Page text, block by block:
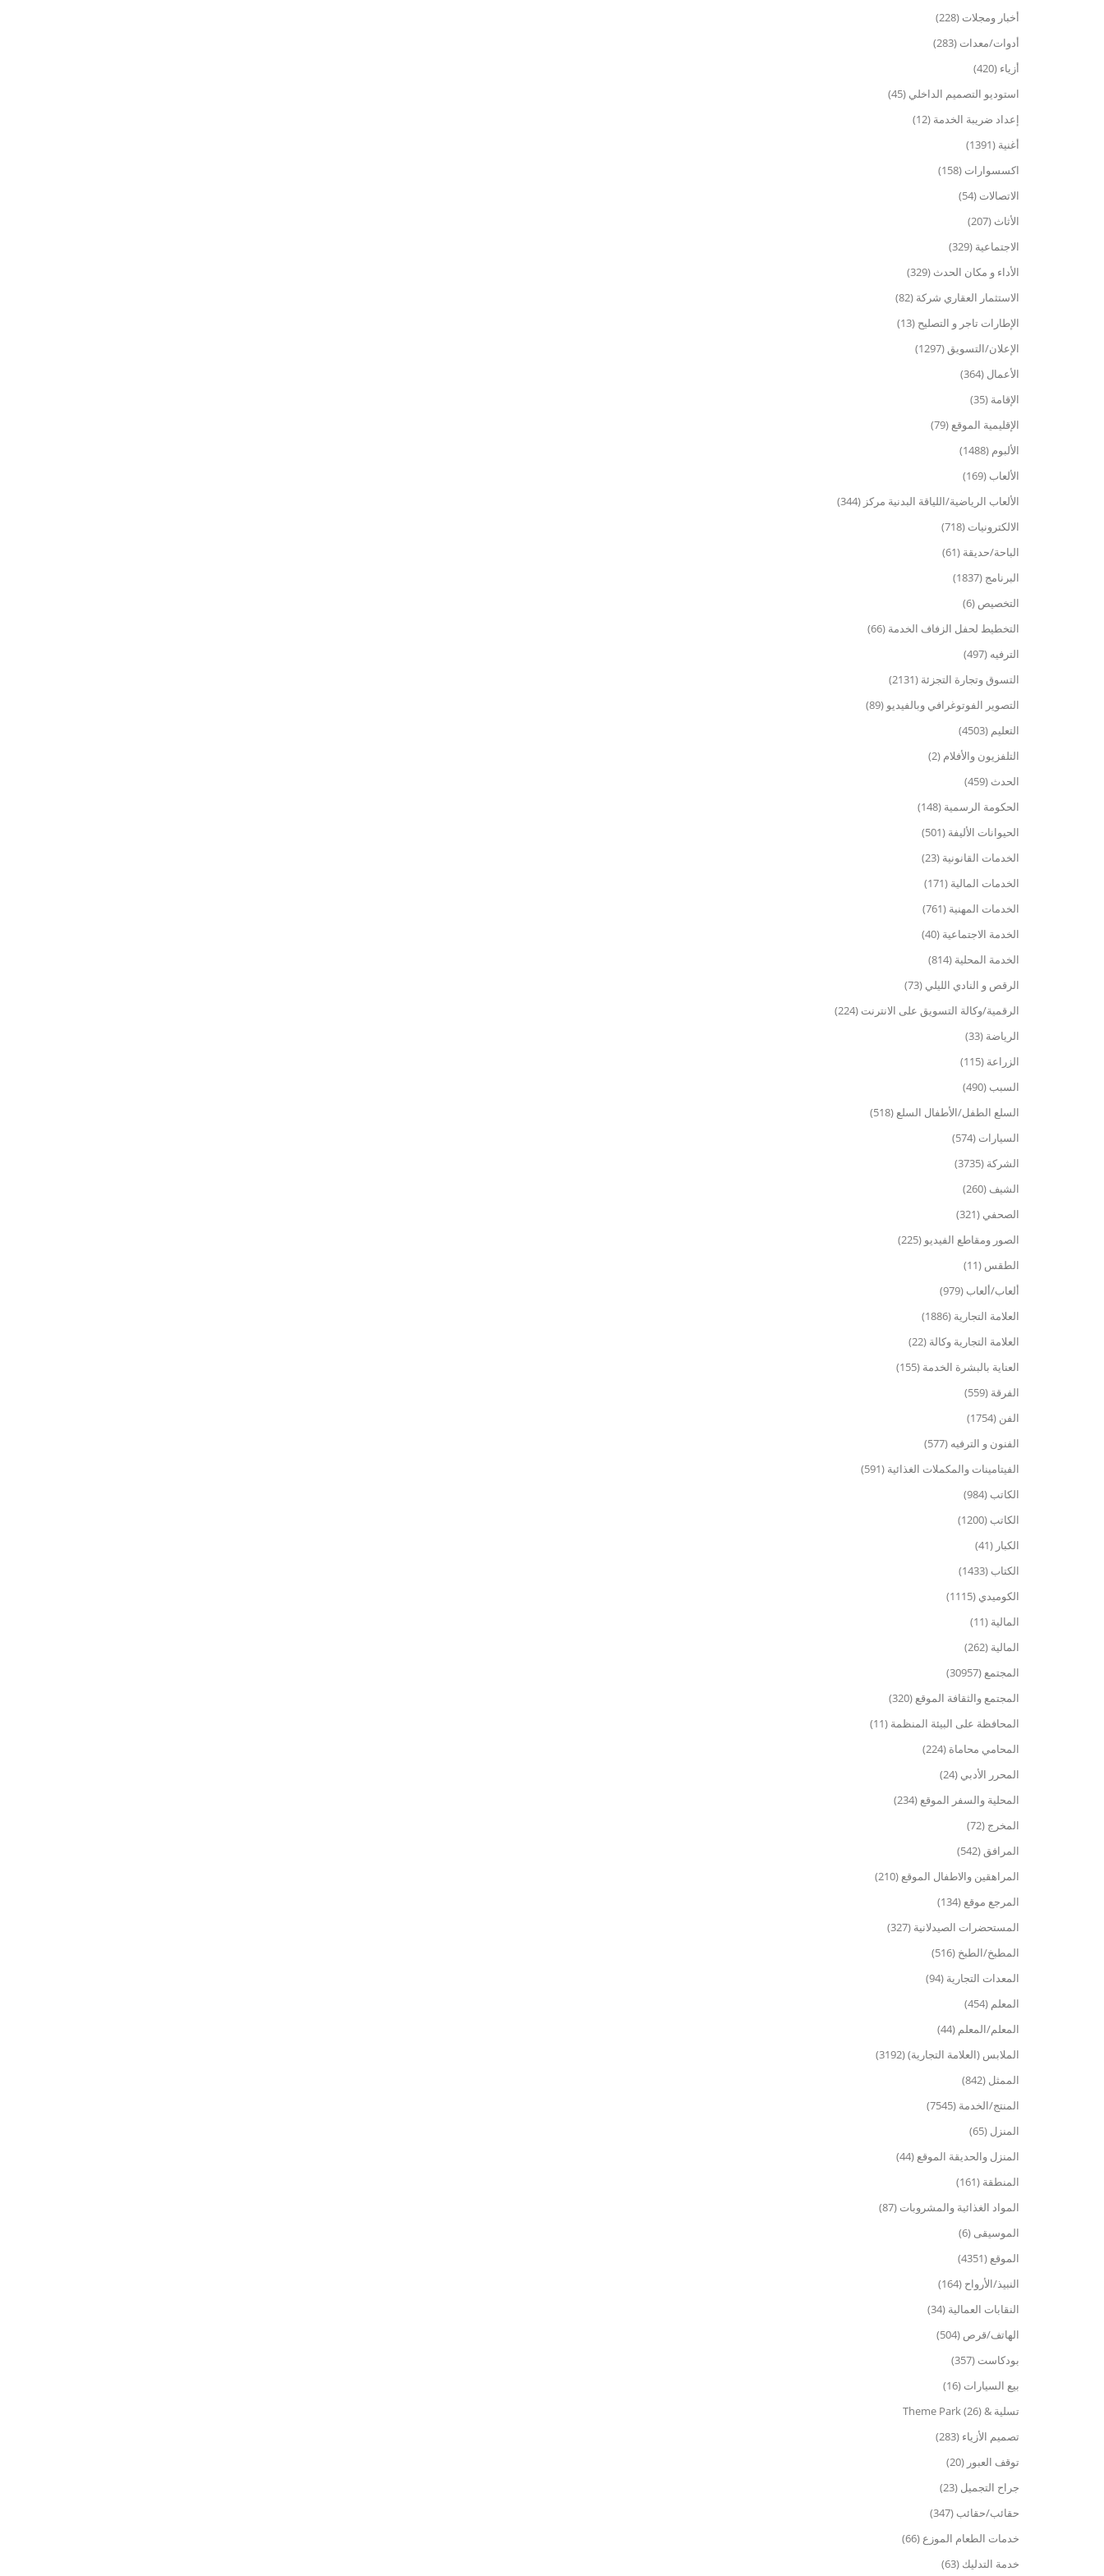
أخبار ومجلات (228)
أدوات/معدات (283)
أزياء (420)
استوديو التصميم الداخلي (45)
إعداد ضريبة الخدمة (12)
أغنية (1391)
اكسسوارات (158)
الاتصالات (54)
الأثاث (207)
الاجتماعية (329)
الأداء و مكان الحدث (329)
الاستثمار العقاري شركة (82)
الإطارات تاجر و التصليح (13)
الإعلان/التسويق (1297)
الأعمال (364)
الإقامة (35)
الإقليمية الموقع (79)
الألبوم (1488)
الألعاب (169)
الألعاب الرياضية/اللياقة البدنية مركز (344)
الالكترونيات (718)
الباحة/حديقة (61)
البرنامج (1837)
التخصيص (6)
التخطيط لحفل الزفاف الخدمة (66)
الترفيه (497)
التسوق وتجارة التجزئة (2131)
التصوير الفوتوغرافي وبالفيديو (89)
التعليم (4503)
التلفزيون والأفلام (2)
الحدث (459)
الحكومة الرسمية (148)
الحيوانات الأليفة (501)
الخدمات القانونية (23)
الخدمات المالية (171)
الخدمات المهنية (761)
الخدمة الاجتماعية (40)
الخدمة المحلية (814)
الرقص و النادي الليلي (73)
الرقمية/وكالة التسويق على الانترنت (224)
الرياضة (33)
الزراعة (115)
السبب (490)
السلع الطفل/الأطفال السلع (518)
السيارات (574)
الشركة (3735)
الشيف (260)
الصحفي (321)
الصور ومقاطع الفيديو (225)
الطقس (11)
ألعاب/ألعاب (979)
العلامة التجارية (1886)
العلامة التجارية وكالة (22)
العناية بالبشرة الخدمة (155)
الفرقة (559)
الفن (1754)
الفنون و الترفيه (577)
الفيتامينات والمكملات الغذائية (591)
الكاتب (984)
الكاتب (1200)
الكبار (41)
الكتاب (1433)
الكوميدي (1115)
المالية (11)
المالية (262)
المجتمع (30957)
المجتمع والثقافة الموقع (320)
المحافظة على البيئة المنظمة (11)
المحامي محاماة (224)
المحرر الأدبي (24)
المحلية والسفر الموقع (234)
المخرج (72)
المرافق (542)
المراهقين والاطفال الموقع (210)
المرجع موقع (134)
المستحضرات الصيدلانية (327)
المطبخ/الطبخ (516)
المعدات التجارية (94)
المعلم (454)
المعلم/المعلم (44)
الملابس (العلامة التجارية) (3192)
الممثل (842)
المنتج/الخدمة (7545)
المنزل (65)
المنزل والحديقة الموقع (44)
المنطقة (161)
المواد الغذائية والمشروبات (87)
الموسيقى (6)
الموقع (4351)
النبيذ/الأرواح (164)
النقابات العمالية (34)
الهاتف/قرص (504)
بودكاست (357)
بيع السيارات (16)
تسلية & Theme Park (26)
تصميم الأزياء (283)
توقف العبور (20)
جراح التجميل (23)
حقائب/حقائب (347)
خدمات الطعام الموزع (66)
خدمة التدليك (63)